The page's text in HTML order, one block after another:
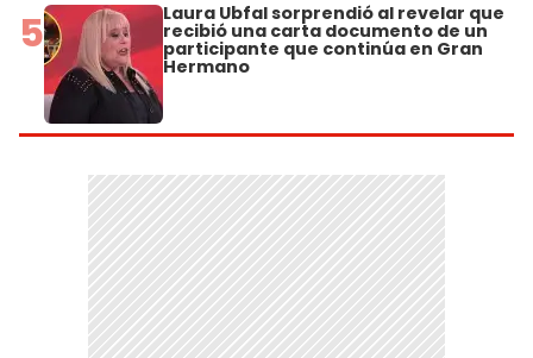
5 Laura Ubfal sorprendió al revelar que
recibió una carta documento de un
participante que continúa en Gran
Hermano